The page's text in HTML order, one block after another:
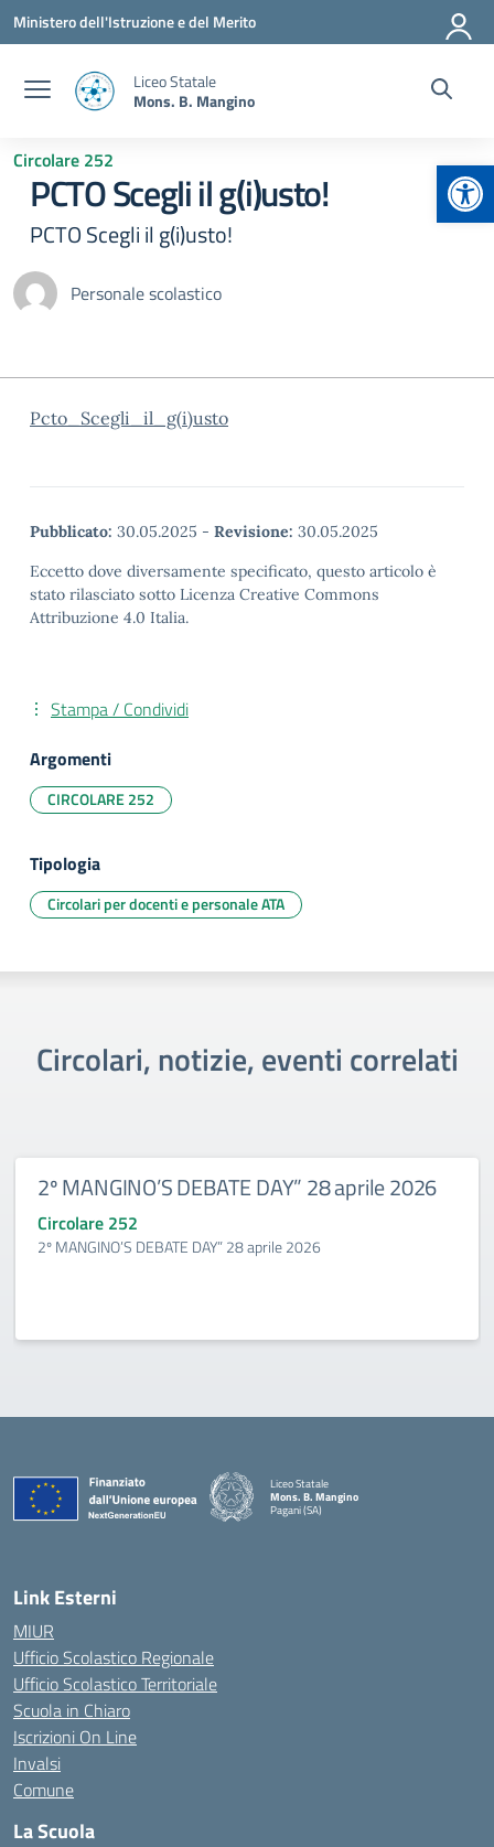
Vai ai contenuti
Vai al menu di navigazione
Vai al footer
Ministero dell'Istruzione e del Merito
Liceo Statale
Mons. B. Mangino
Circolare 252
PCTO Scegli il g(i)usto!
PCTO Scegli il g(i)usto!
Personale scolastico
Pcto_Scegli_il_g(i)usto
Pubblicato: 30.05.2025 - Revisione: 30.05.2025
Eccetto dove diversamente specificato, questo articolo è
stato rilasciato sotto Licenza Creative Commons
Attribuzione 4.0 Italia.
Stampa / Condividi
Argomenti
CIRCOLARE 252
Tipologia
Circolari per docenti e personale ATA
Circolari, notizie, eventi correlati
2º MANGINO’S DEBATE DAY” 28 aprile 2026
Circolare 252
2º MANGINO’S DEBATE DAY” 28 aprile 2026
Liceo Statale
Mons. B. Mangino
Pagani (SA)
— Visita la pagina iniziale della scuola
Link Esterni
MIUR
Ufficio Scolastico Regionale
Ufficio Scolastico Territoriale
Scuola in Chiaro
Iscrizioni On Line
Invalsi
Comune
La Scuola